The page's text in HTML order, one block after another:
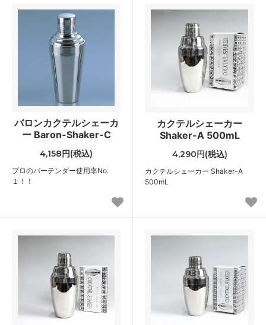
バロンカクテルシェーカ
ー Baron-Shaker-C
4,158円(税込)
プロのバーテンダー使用率No.
１！！
カクテルシェーカー
Shaker-A 500mL
4,290円(税込)
カクテルシェーカー Shaker-A
500mL